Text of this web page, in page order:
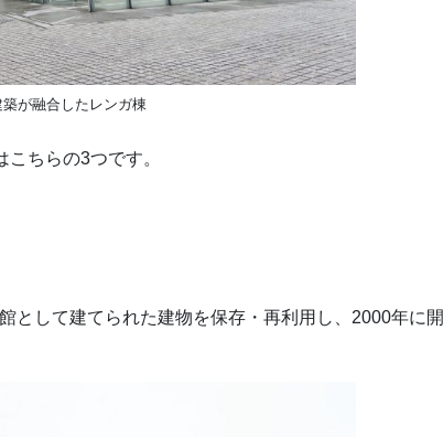
が融合したレンガ棟
ちらの3つです。
として建てられた建物を保存・再利用し、2000年に開